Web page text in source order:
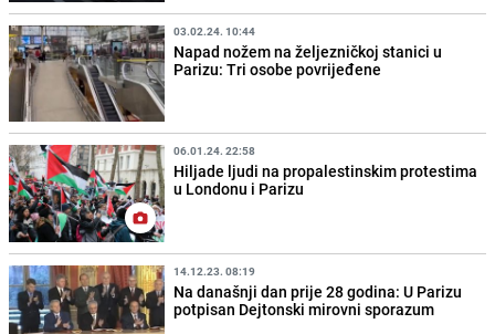
03.02.24. 10:44
Napad nožem na željezničkoj stanici u
Parizu: Tri osobe povrijeđene
06.01.24. 22:58
Hiljade ljudi na propalestinskim protestima
u Londonu i Parizu
14.12.23. 08:19
Na današnji dan prije 28 godina: U Parizu
potpisan Dejtonski mirovni sporazum